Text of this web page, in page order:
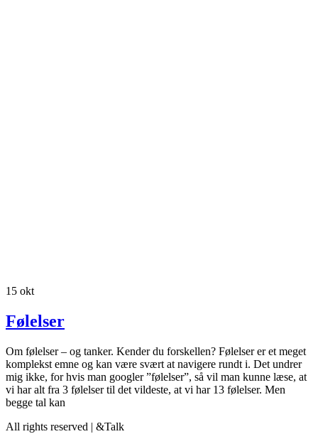
15 okt
Følelser
Om følelser – og tanker. Kender du forskellen? Følelser er et meget
komplekst emne og kan være svært at navigere rundt i. Det undrer
mig ikke, for hvis man googler ”følelser”, så vil man kunne læse, at
vi har alt fra 3 følelser til det vildeste, at vi har 13 følelser. Men
begge tal kan
All rights reserved | &Talk